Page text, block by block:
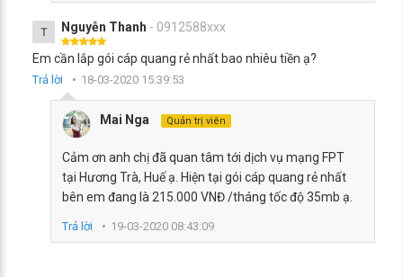
T Nguyễn Thanh - 0912588xxx
Em cần lắp gói cáp quang rẻ nhất bao nhiêu tiền ạ?
Trả lời 18-03-2020 15:39:53
Mai Nga Quản trị viên
Cảm ơn anh chị đã quan tâm tới dịch vụ mạng FPT
tại Hương Trà, Huế ạ. Hiện tại gói cáp quang rẻ nhất
bên em đang là 215.000 VNĐ /tháng tốc độ 35mb ạ.
Trả lời 19-03-2020 08:43:09